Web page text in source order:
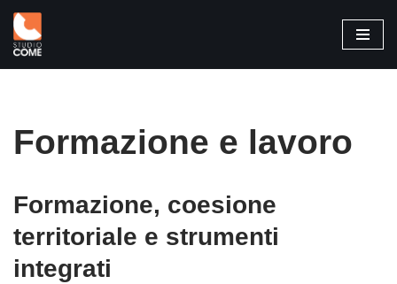
Vai
al
Formazione e lavoro
Formazione, coesione
territoriale e strumenti
integrati